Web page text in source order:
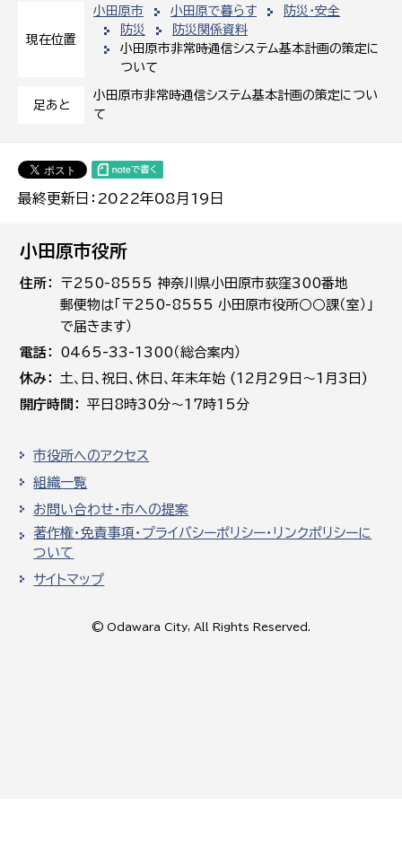
現在位置
小田原市 小田原で暮らす
防災・安全
防災
防災関係資料
小田原市非常時通信システム基本計画の策定に
ついて
足あと
小田原市非常時通信システム基本計画の策定につい
て
最終更新日：2022年08月19日
小田原市役所
住所
〒250-8555 神奈川県小田原市荻窪300番地
郵便物は「〒250-8555 小田原市役所○○課（室）」
で届きます）
電話
0465-33-1300（総合案内）
休み
土､日､祝日、休日、年末年始 (12月29日～1月3日)
開庁時間
平日8時30分～17時15分
市役所へのアクセス
組織一覧
お問い合わせ・市への提案
著作権・免責事項・プライバシーポリシー・リンクポリシーに
ついて
サイトマップ
© Odawara City, All Rights Reserved.